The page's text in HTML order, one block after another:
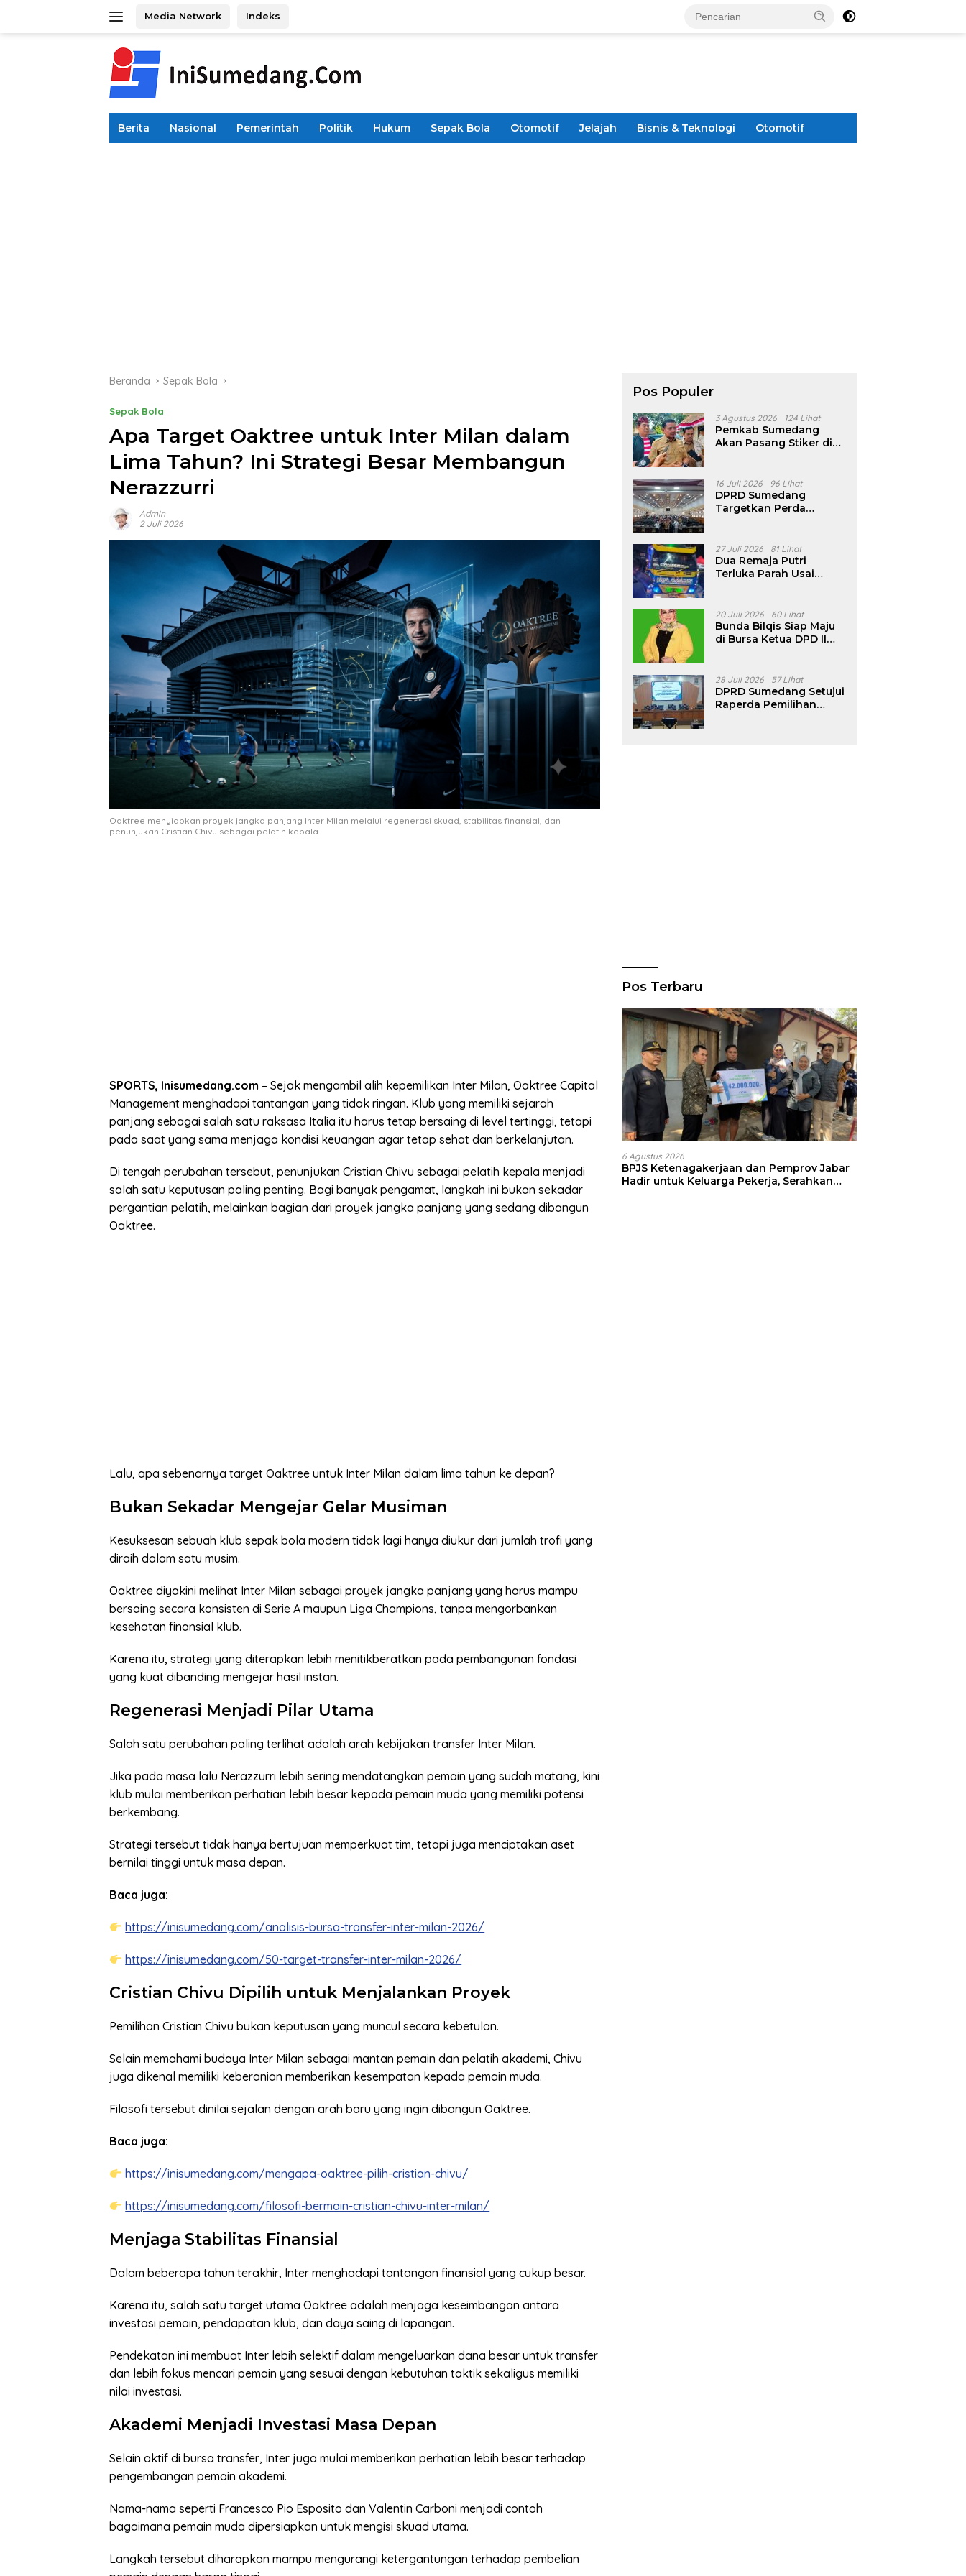
Media Network Indeks
Berita Nasional Pemerintah Politik Hukum Sepak Bola Otomotif Jelajah Bisnis & Teknologi Otomotif
Beranda Sepak Bola
Sepak Bola
Apa Target Oaktree untuk Inter Milan dalam
Lima Tahun? Ini Strategi Besar Membangun
Nerazzurri
Admin
2 Juli 2026
Oaktree menyiapkan proyek jangka panjang Inter Milan melalui regenerasi skuad, stabilitas finansial, dan
penunjukan Cristian Chivu sebagai pelatih kepala.
SPORTS, Inisumedang.com – Sejak mengambil alih kepemilikan Inter Milan, Oaktree Capital
Management menghadapi tantangan yang tidak ringan. Klub yang memiliki sejarah
panjang sebagai salah satu raksasa Italia itu harus tetap bersaing di level tertinggi, tetapi
pada saat yang sama menjaga kondisi keuangan agar tetap sehat dan berkelanjutan.
Di tengah perubahan tersebut, penunjukan Cristian Chivu sebagai pelatih kepala menjadi
salah satu keputusan paling penting. Bagi banyak pengamat, langkah ini bukan sekadar
pergantian pelatih, melainkan bagian dari proyek jangka panjang yang sedang dibangun
Oaktree.
Lalu, apa sebenarnya target Oaktree untuk Inter Milan dalam lima tahun ke depan?
Bukan Sekadar Mengejar Gelar Musiman
Kesuksesan sebuah klub sepak bola modern tidak lagi hanya diukur dari jumlah trofi yang
diraih dalam satu musim.
Oaktree diyakini melihat Inter Milan sebagai proyek jangka panjang yang harus mampu
bersaing secara konsisten di Serie A maupun Liga Champions, tanpa mengorbankan
kesehatan finansial klub.
Karena itu, strategi yang diterapkan lebih menitikberatkan pada pembangunan fondasi
yang kuat dibanding mengejar hasil instan.
Regenerasi Menjadi Pilar Utama
Salah satu perubahan paling terlihat adalah arah kebijakan transfer Inter Milan.
Jika pada masa lalu Nerazzurri lebih sering mendatangkan pemain yang sudah matang, kini
klub mulai memberikan perhatian lebih besar kepada pemain muda yang memiliki potensi
berkembang.
Strategi tersebut tidak hanya bertujuan memperkuat tim, tetapi juga menciptakan aset
bernilai tinggi untuk masa depan.
Baca juga:
https://inisumedang.com/analisis-bursa-transfer-inter-milan-2026/
https://inisumedang.com/50-target-transfer-inter-milan-2026/
Cristian Chivu Dipilih untuk Menjalankan Proyek
Pemilihan Cristian Chivu bukan keputusan yang muncul secara kebetulan.
Selain memahami budaya Inter Milan sebagai mantan pemain dan pelatih akademi, Chivu
juga dikenal memiliki keberanian memberikan kesempatan kepada pemain muda.
Filosofi tersebut dinilai sejalan dengan arah baru yang ingin dibangun Oaktree.
Baca juga:
https://inisumedang.com/mengapa-oaktree-pilih-cristian-chivu/
https://inisumedang.com/filosofi-bermain-cristian-chivu-inter-milan/
Menjaga Stabilitas Finansial
Dalam beberapa tahun terakhir, Inter menghadapi tantangan finansial yang cukup besar.
Karena itu, salah satu target utama Oaktree adalah menjaga keseimbangan antara
investasi pemain, pendapatan klub, dan daya saing di lapangan.
Pendekatan ini membuat Inter lebih selektif dalam mengeluarkan dana besar untuk transfer
dan lebih fokus mencari pemain yang sesuai dengan kebutuhan taktik sekaligus memiliki
nilai investasi.
Akademi Menjadi Investasi Masa Depan
Selain aktif di bursa transfer, Inter juga mulai memberikan perhatian lebih besar terhadap
pengembangan pemain akademi.
Nama-nama seperti Francesco Pio Esposito dan Valentin Carboni menjadi contoh
bagaimana pemain muda dipersiapkan untuk mengisi skuad utama.
Langkah tersebut diharapkan mampu mengurangi ketergantungan terhadap pembelian
Pos Populer
3 Agustus 2026 124 Lihat
Pemkab Sumedang
Akan Pasang Stiker di
16 Juli 2026 96 Lihat
DPRD Sumedang
Targetkan Perda
Pencalonan Diperjelas
27 Juli 2026 81 Lihat
Dua Remaja Putri
Terluka Parah Usai
Tanjungsari Sumedang
20 Juli 2026 60 Lihat
Bunda Bilqis Siap Maju
di Bursa Ketua DPD II
28 Juli 2026 57 Lihat
DPRD Sumedang Setujui
Raperda Pemilihan
Pos Terbaru
6 Agustus 2026
BPJS Ketenagakerjaan dan Pemprov Jabar
Hadir untuk Keluarga Pekerja, Serahkan